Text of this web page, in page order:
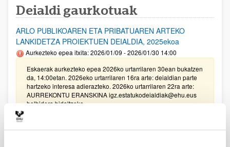
Deialdi gaurkotuak
ARLO PUBLIKOAREN ETA PRIBATUAREN ARTEKO
LANKIDETZA PROIEKTUEN DEIALDIA, 2025ekoa
Aurkezteko epea itxita: 2026/01/09 - 2026/01/30 14:00
Eskaerak aurkezteko epea 2026ko urtarrilaren 30ean bukatzen
da, 14:00etan. 2026eko urtarrilaren 16ra arte: deialdian parte
hartzeko interesa adierazteko. 2026ko urtarrilaren 22ra arte:
AURREKONTU ERANSKINA igz.estatukodeialdiak@ehu.eus
helbidera bidaltzeko.
Unibertsitatea-Enpresa-Gizartea Proiektuak 2025